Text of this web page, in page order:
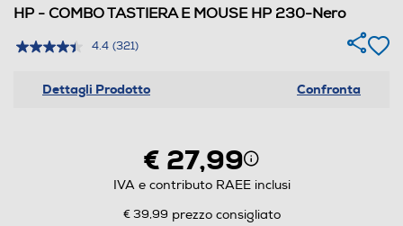
HP - COMBO TASTIERA E MOUSE HP 230-Nero
4.4 (321)
Dettagli Prodotto Confronta
€ 27,99
IVA e contributo RAEE inclusi
€ 39,99 prezzo consigliato